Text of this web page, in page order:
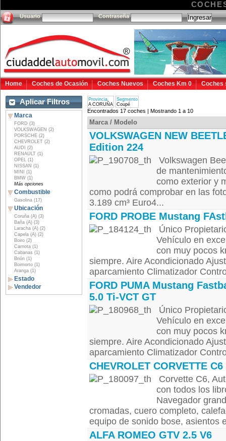
Usuario Contraseña
Home Coches de Ocasión Coches Nuevos Coches Km 0 Coches
Aplicar Filtros
Marca
FORD (3)
VOLKSWAGEN (2)
PORSCHE (2)
CHEVROLET (2)
AUDI (2)
RENAULT (1)
OPEL (1)
NISSAN (1)
MINI (1)
BMW (1)
Más opciones
Combustible
Gasolina (17)
Ubicación
Coruña (A) (3)
Baña (A) (3)
Laracha (A) (2)
Capela (A) (2)
Boiro (2)
Carnota (1)
Cabanas (1)
Brión (1)
Boimorto (1)
Aranga (1)
Estado
Vendedor
Provincia
A CORUÑA
Segmento
Coupé
Encontrados 17 coches | Mostrando 1 a 10
Marca / Modelo
VOLKSWAGEN NEW
Edition 224
Volkswagen
de
como exterior y
como podrá comprobar en las
3.189 cm³ Euro4...
FORD PROBE Mustang
Único
Vehículo en
con muy pocos
siempre. Aire Acondicionado
aparcamiento Climatizador
FORD PUMA Mustang
5.0 Ti-VCT GT
Único
Vehículo en
con muy pocos
siempre. Aire Acondicionado
aparcamiento Climatizador
CHEVROLET CORVETTE C6
Corvette C6,
con todos los
Navegador
cromadas, cuero completo,
equipo de sonido bose, asientos
ALFA ROMEO GTV 2.5 V6